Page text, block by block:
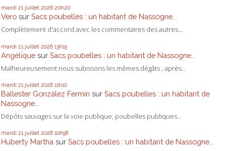
mardi 21 juillet 2026 20h20
Vero sur Sacs poubelles : un habitant de Nassogne...
Complètement d'accord avec les commentaires des autres...
mardi 21 juillet 2026 13h15
Angélique sur Sacs poubelles : un habitant de Nassogne...
Malheureusement nous subissons les mêmes dégâts , après...
mardi 21 juillet 2026 11h10
Ballester González Fermín sur Sacs poubelles : un habitant de
Nassogne...
Dépôts sauvages sur la voie publique, poubelles publiques...
mardi 21 juillet 2026 10h58
Huberty Martha sur Sacs poubelles : un habitant de Nassogne...